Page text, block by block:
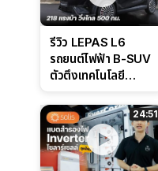
รีวิว LEPAS L6
รถยนต์ไฟฟ้า B-SUV
ตัวตึงเทคโนโลยี
ล่างหนึบ ลุ้นราคา 7
แสนต้น
24:51